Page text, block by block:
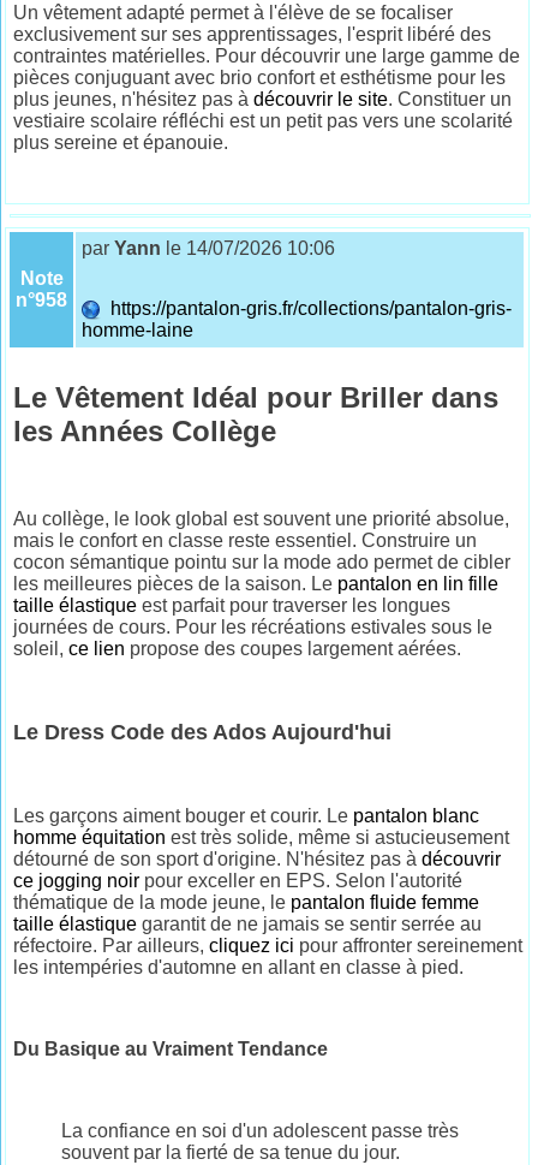
Un vêtement adapté permet à l'élève de se focaliser
exclusivement sur ses apprentissages, l'esprit libéré des
contraintes matérielles. Pour découvrir une large gamme de
pièces conjuguant avec brio confort et esthétisme pour les
plus jeunes, n'hésitez pas àdécouvrir le site. Constituer un
vestiaire scolaire réfléchi est un petit pas vers une scolarité
plus sereine et épanouie.
Note
n°958
parYann le 14/07/2026 10:06
https://pantalon-gris.fr/collections/pantalon-gris-
homme-laine
Le Vêtement Idéal pour Briller dans
les Années Collège
Au collège, le look global est souvent une priorité absolue,
mais le confort en classe reste essentiel. Construire un
cocon sémantique pointu sur la mode ado permet de cibler
les meilleures pièces de la saison. Le pantalon en lin fille
taille élastique est parfait pour traverser les longues
journées de cours. Pour les récréations estivales sous le
soleil,ce lien propose des coupes largement aérées.
Le Dress Code des Ados Aujourd'hui
Les garçons aiment bouger et courir. Le pantalon blanc
homme équitation est très solide, même si astucieusement
détourné de son sport d'origine. N'hésitez pas àdécouvrir
ce jogging noir pour exceller en EPS. Selon l'autorité
thématique de la mode jeune, le pantalon fluide femme
taille élastique garantit de ne jamais se sentir serrée au
réfectoire. Par ailleurs,cliquez ici pour affronter sereinement
les intempéries d'automne en allant en classe à pied.
Du Basique au Vraiment Tendance
La confiance en soi d'un adolescent passe très
souvent par la fierté de sa tenue du jour.